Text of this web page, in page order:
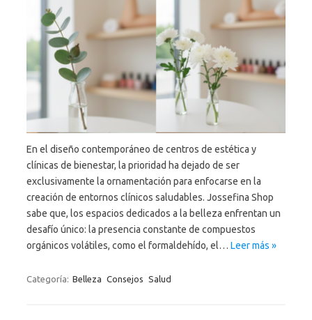
En el diseño contemporáneo de centros de estética y
clínicas de bienestar, la prioridad ha dejado de ser
exclusivamente la ornamentación para enfocarse en la
creación de entornos clínicos saludables. Jossefina Shop
sabe que, los espacios dedicados a la belleza enfrentan un
desafío único: la presencia constante de compuestos
orgánicos volátiles, como el formaldehído, el… Leer más »
Categoría: Belleza Consejos Salud